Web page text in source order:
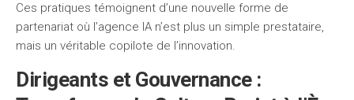
Ces pratiques témoignent d’une nouvelle forme de
partenariat où l’agence IA n’est plus un simple prestataire,
mais un véritable copilote de l’innovation.
Dirigeants et Gouvernance :